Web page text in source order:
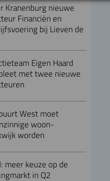
Kranenburg nieuwe
Financiën en
bij Lieven de
Eigen Haard
met twee nieuwe
West moet
woon-
worden
meer keuze op de
in Q2